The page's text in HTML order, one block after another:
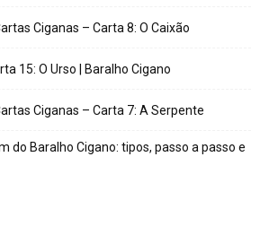
Ciganas – Carta 8: O Caixão
15: O Urso | Baralho Cigano
Ciganas – Carta 7: A Serpente
do Baralho Cigano: tipos, passo a passo e